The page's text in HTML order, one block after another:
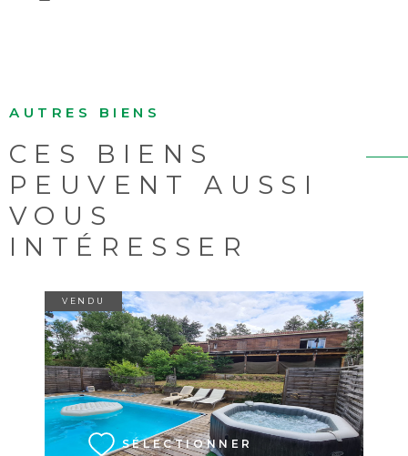
AUTRES BIENS
CES BIENS
PEUVENT AUSSI
VOUS
INTÉRESSER
VENDU
SÉLECTIONNER
VOIR LE BIEN